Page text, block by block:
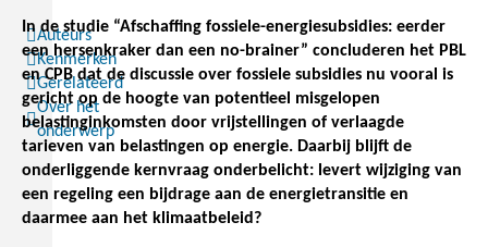
Auteurs
Kenmerken
Gerelateerd
Over het
onderwerp
In de studie “Afschaffing fossiele-energiesubsidies: eerder
een hersenkraker dan een no-brainer” concluderen het PBL
en CPB dat de discussie over fossiele subsidies nu vooral is
gericht op de hoogte van potentieel misgelopen
belastinginkomsten door vrijstellingen of verlaagde
tarieven van belastingen op energie. Daarbij blijft de
onderliggende kernvraag onderbelicht: levert wijziging van
een regeling een bijdrage aan de energietransitie en
daarmee aan het klimaatbeleid?